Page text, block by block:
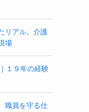
リアル。介護
場
１９年の経験
職員を守る仕